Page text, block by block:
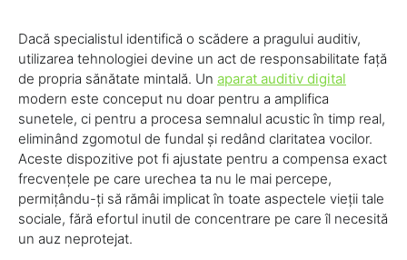
Dacă specialistul identifică o scădere a pragului auditiv,
utilizarea tehnologiei devine un act de responsabilitate față
de propria sănătate mintală. Un aparat auditiv digital
modern este conceput nu doar pentru a amplifica
sunetele, ci pentru a procesa semnalul acustic în timp real,
eliminând zgomotul de fundal și redând claritatea vocilor.
Aceste dispozitive pot fi ajustate pentru a compensa exact
frecvențele pe care urechea ta nu le mai percepe,
permițându-ți să rămâi implicat în toate aspectele vieții tale
sociale, fără efortul inutil de concentrare pe care îl necesită
un auz neprotejat.